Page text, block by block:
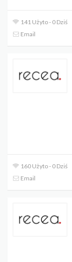
141 Użyto - 0 Dziś
Email
160 Użyto - 0 Dziś
Email